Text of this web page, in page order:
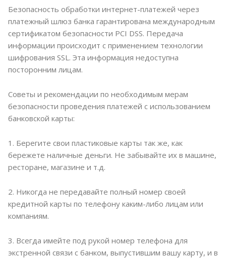
Безопасность обработки интернет-платежей через
платежный шлюз банка гарантирована международным
сертификатом безопасности PCI DSS. Передача
информации происходит с применением технологии
шифрования SSL. Эта информация недоступна
посторонним лицам.
Советы и рекомендации по необходимым мерам
безопасности проведения платежей с использованием
банковской карты:
1. Берегите свои пластиковые карты так же, как
бережете наличные деньги. Не забывайте их в машине,
ресторане, магазине и т.д.
2. Никогда не передавайте полный номер своей
кредитной карты по телефону каким-либо лицам или
компаниям.
3. Всегда имейте под рукой номер телефона для
экстренной связи с банком, выпустившим вашу карту, и в